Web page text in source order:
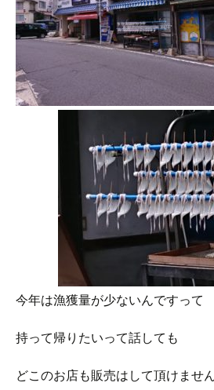
今年は漁獲量が少ないんですって
持って帰りたいって話しても
どこのお店も販売はして頂けませ